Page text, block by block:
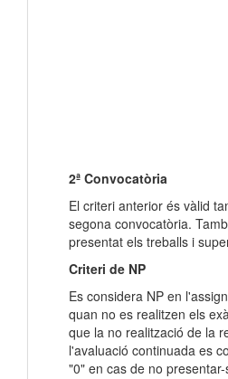
2ª Convocatòria
El criteri anterior és vàlid
segona convocatòria.
presentat els treballs i
Criteri de NP
Es considera NP en
quan no es realitzen els
que la no realització de la
l'avaluació continuada es
"0" en cas de no presentar-